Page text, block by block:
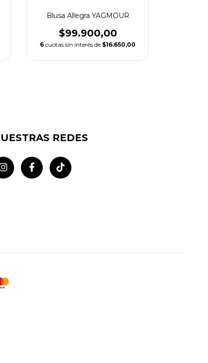
Blusa Allegra YAGMOUR
$99.900,00
6 cuotas sin interés de $16.650,00
REDES